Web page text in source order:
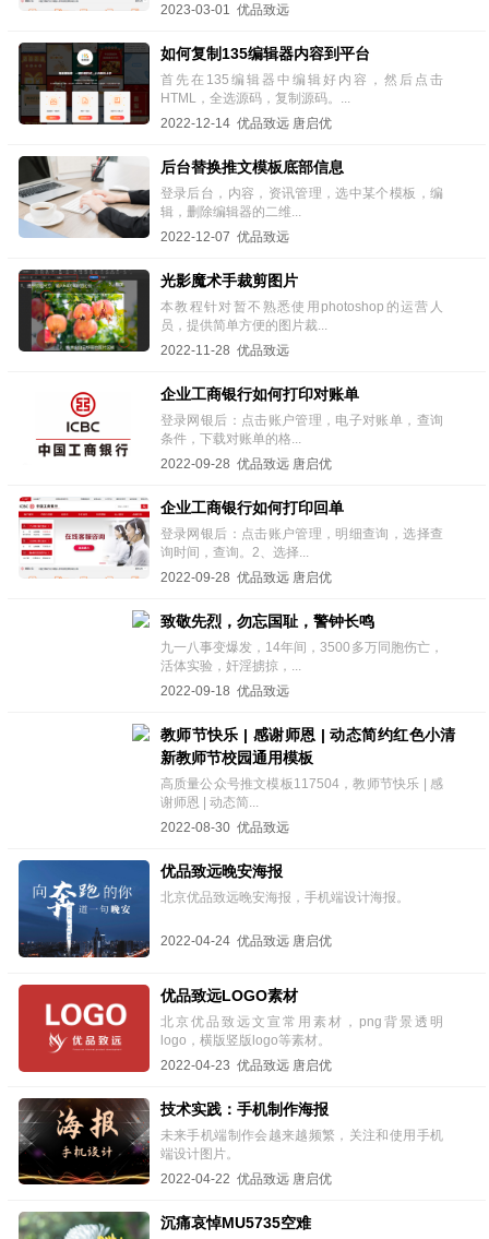
2023-03-01 优品致远
如何复制135编辑器内容到平台
首先在135编辑器中编辑好内容，然后点击
HTML，全选源码，复制源码。...
2022-12-14 优品致远 唐启优
后台替换推文模板底部信息
登录后台，内容，资讯管理，选中某个模板，编
辑，删除编辑器的二维...
2022-12-07 优品致远
光影魔术手裁剪图片
本教程针对暂不熟悉使用photoshop的运营人
员，提供简单方便的图片裁...
2022-11-28 优品致远
企业工商银行如何打印对账单
登录网银后：点击账户管理，电子对账单，查询
条件，下载对账单的格...
2022-09-28 优品致远 唐启优
企业工商银行如何打印回单
登录网银后：点击账户管理，明细查询，选择查
询时间，查询。2、选择...
2022-09-28 优品致远 唐启优
致敬先烈，勿忘国耻，警钟长鸣
九一八事变爆发，14年间，3500多万同胞伤亡，
活体实验，奸淫掳掠，...
2022-09-18 优品致远
教师节快乐 | 感谢师恩 | 动态简约红色小清
新教师节校园通用模板
高质量公众号推文模板117504，教师节快乐 | 感
谢师恩 | 动态简...
2022-08-30 优品致远
优品致远晚安海报
北京优品致远晚安海报，手机端设计海报。
2022-04-24 优品致远 唐启优
优品致远LOGO素材
北京优品致远文宣常用素材，png背景透明
logo，横版竖版logo等素材。
2022-04-23 优品致远 唐启优
技术实践：手机制作海报
未来手机端制作会越来越频繁，关注和使用手机
端设计图片。
2022-04-22 优品致远 唐启优
沉痛哀悼MU5735空难